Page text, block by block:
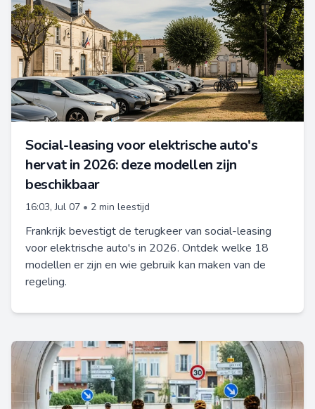
Social-leasing voor elektrische auto's
hervat in 2026: deze modellen zijn
beschikbaar
16:03, Jul 07 • 2 min leestijd
Frankrijk bevestigt de terugkeer van social-leasing
voor elektrische auto's in 2026. Ontdek welke 18
modellen er zijn en wie gebruik kan maken van de
regeling.